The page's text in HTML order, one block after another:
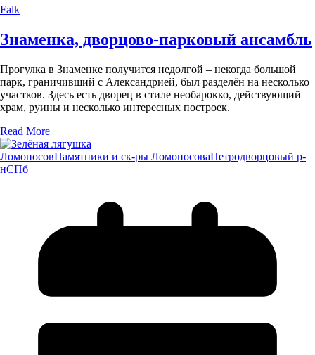
Falk
Знаменка, дворцово-парковый ансамбль
Прогулка в Знаменке получится недолгой – некогда большой
парк, граничивший с Александрией, был разделён на несколько
участков. Здесь есть дворец в стиле необарокко, действующий
храм, руины и несколько интересных построек.
Read More
ЛомоносовПамятники и ск-ры ЛомоносоваПетродворцовый р-
нСПб